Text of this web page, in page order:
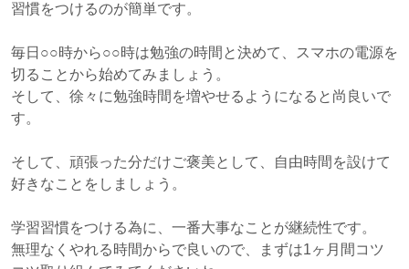
習慣をつけるのが簡単です。
毎日○○時から○○時は勉強の時間と決めて、スマホの電源を
切ることから始めてみましょう。
そして、徐々に勉強時間を増やせるようになると尚良いで
す。
そして、頑張った分だけご褒美として、自由時間を設けて
好きなことをしましょう。
学習習慣をつける為に、一番大事なことが継続性です。
無理なくやれる時間からで良いので、まずは1ヶ月間コツ